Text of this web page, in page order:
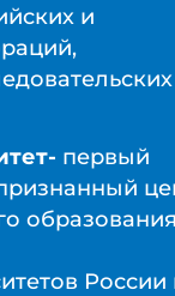
и
первый
России